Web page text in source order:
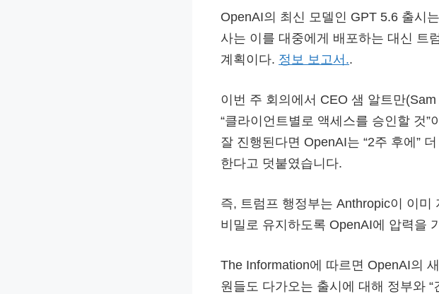
OpenAI의 최신 모델인 GPT 5.6 출시
사는 이를 대중에게 배포하는 대신 트
계획이다. 정보 보고서..
이번 주 회의에서 CEO 샘 알트만
“클라이언트별로 액세스를 승인할 것
잘 진행된다면 OpenAI는 “2주 후에”
한다고 덧붙였습니다.
즉, 트럼프 행정부는 Anthropic이 이
비밀로 유지하도록 OpenAI에 압력을
The Information에 따르면 OpenAI의
원들도 다가오는 출시에 대해 정부와